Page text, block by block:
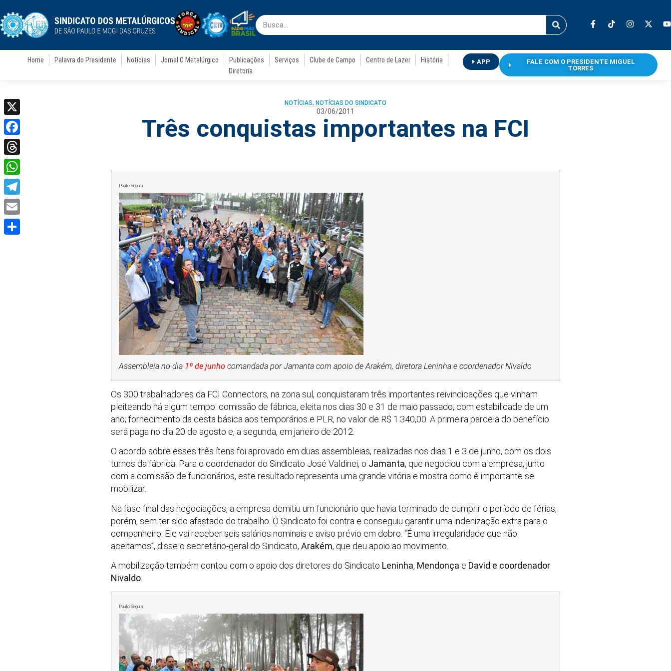
Home Palavra do Presidente Notícias Jornal O Metalúrgico Publicações Serviços Clube de Campo Centro de Lazer
História
Diretoria
APP
FALE COM O PRESIDENTE MIGUEL
TORRES
NOTÍCIAS, NOTÍCIAS DO SINDICATO
03/06/2011
Três conquistas importantes na FCI
Paulo Segura
Assembleia no dia 1º de junho comandada por Jamanta com apoio de Arakém, diretora Leninha e coordenador Nivaldo
Os 300 trabalhadores da FCI Connectors, na zona sul, conquistaram três importantes reivindicações que vinham
pleiteando há algum tempo: comissão de fábrica, eleita nos dias 30 e 31 de maio passado, com estabilidade de um
ano; fornecimento da cesta básica aos temporários e PLR, no valor de R$ 1.340,00. A primeira parcela do benefício
será paga no dia 20 de agosto e, a segunda, em janeiro de 2012.
O acordo sobre esses três ítens foi aprovado em duas assembleias, realizadas nos dias 1 e 3 de junho, com os dois
turnos da fábrica. Para o coordenador do Sindicato José Valdinei, o Jamanta, que negociou com a empresa, junto
com a comissão de funcionários, este resultado representa uma grande vitória e mostra como é importante se
mobilizar.
Na fase final das negociações, a empresa demitiu um funcionário que havia terminado de cumprir o período de férias,
porém, sem ter sido afastado do trabalho. O Sindicato foi contra e conseguiu garantir uma indenização extra para o
companheiro. Ele vai receber seis salários nominais e aviso prévio em dobro. “É uma irregularidade que não
aceitamos”, disse o secretário-geral do Sindicato, Arakém, que deu apoio ao movimento.
A mobilização também contou com o apoio dos diretores do Sindicato Leninha, Mendonça e David e coordenador
Nivaldo
Paulo Segura
X
Facebook
Threads
WhatsApp
Telegram
Email